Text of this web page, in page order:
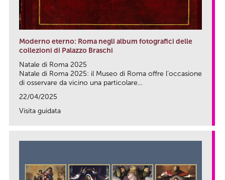
Moderno eterno: Roma negli album fotografici delle
collezioni di Palazzo Braschi
Natale di Roma 2025
Natale di Roma 2025: il Museo di Roma offre l’occasione
di osservare da vicino una particolare...
22/04/2025
Visita guidata